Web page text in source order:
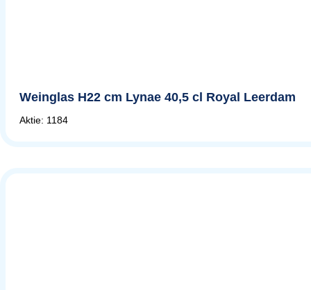
Weinglas H22 cm Lynae 40,5 cl Royal Leerdam
Aktie: 1184